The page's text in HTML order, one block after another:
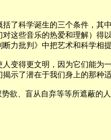
科学诞生的三个条件，其
这些音乐的热爱和理解）
力批判》中把艺术和科学相提
得更文明，因为它们能为
示了潜在于我们身上的那种适
、盲从自弃等等所遮蔽的